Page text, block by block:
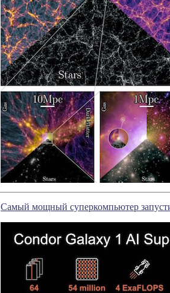
Самый мощный суперкомпьютер